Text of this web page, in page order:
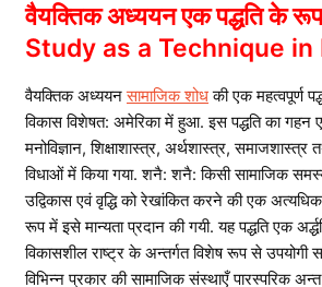
वैयक्तिक अध्ययन एक पद्धति के
Study as a Technique in
वैयक्तिक अध्ययनसामाजिक शोधकी एक महत्वपूर्ण
विकास विशेषत: अमेरिका में हुआ. इस पद्धति का गहन
मनोविज्ञान, शिक्षाशास्त्र, अर्थशास्त्र, समाजशास्त्र
विधाओं में किया गया. शनै: शनै: किसी सामाजिक
उद्विकास एवं वृद्धि को रेखांकित करने की एक
रूप में इसे मान्यता प्रदान की गयी. यह पद्धति एक
विकासशील राष्ट्र के अन्तर्गत विशेष रूप से उपयोगी
विभिन्न प्रकार की सामाजिक संस्थाएँ पारस्परिक